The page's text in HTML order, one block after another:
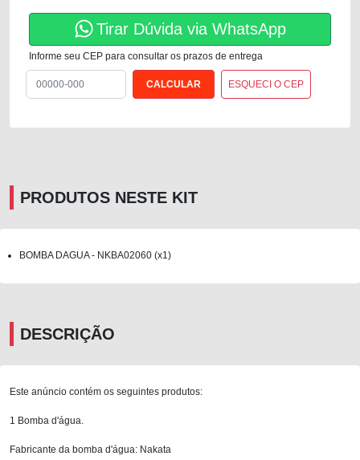
Tirar Dúvida via WhatsApp
Informe seu CEP para consultar os prazos de entrega
ESQUECI O CEP
PRODUTOS NESTE KIT
BOMBA DAGUA - NKBA02060 (x1)
DESCRIÇÃO
Este anúncio contém os seguintes produtos:
1 Bomba d'água.
Fabricante da bomba d'água: Nakata